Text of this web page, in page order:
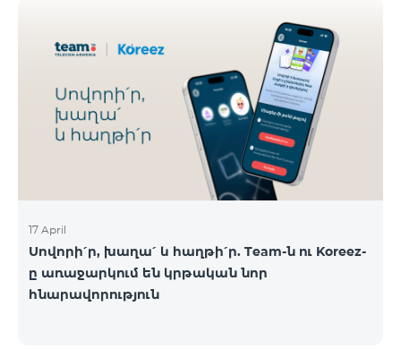
17 April
Սովորի՛ր, խաղա՛ և հաղթի՛ր. Team-ն ու Koreez-
ը առաջարկում են կրթական նոր
հնարավորություն